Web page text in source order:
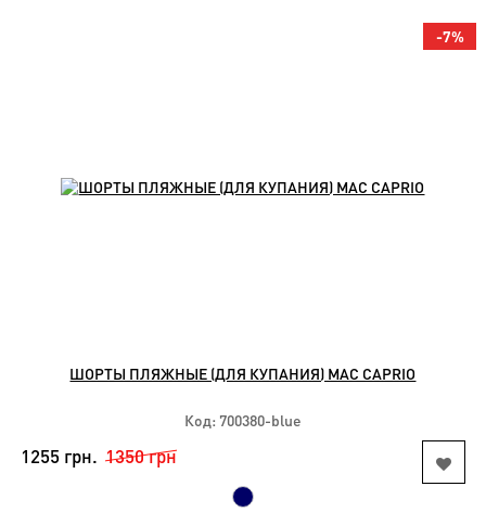
-7%
ШОРТЫ ПЛЯЖНЫЕ (ДЛЯ КУПАНИЯ) MAC CAPRIO
Код: 700380-blue
1255 грн. 1350 грн